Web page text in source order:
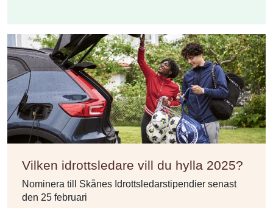
Vilken idrottsledare vill du hylla 2025?
Nominera till Skånes Idrottsledarstipendier senast
den 25 februari